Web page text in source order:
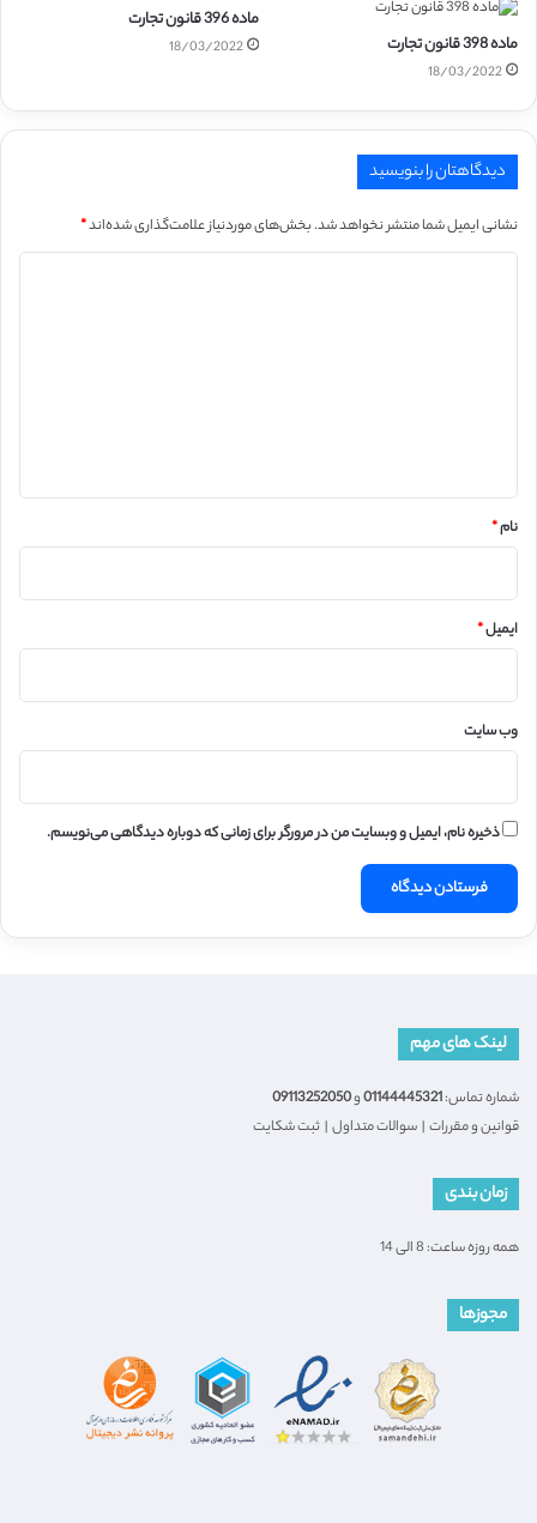
ماده 398 قانون تجارت
18/03/2022
ماده 396 قانون تجارت
18/03/2022
دیدگاهتان را بنویسید
نشانی ایمیل شما منتشر نخواهد شد.بخش‌های موردنیاز علامت‌گذاری شده‌اند*
نام*
ایمیل*
وب‌ سایت
ذخیره نام، ایمیل و وبسایت من در مرورگر برای زمانی که دوباره دیدگاهی می‌نویسم.
لینک های مهم
شماره تماس:01144445321و09113252050
قوانین و مقررات | سوالات متداول | ثبت شکایت
زمان بندی
همه روزه ساعت: 8 الی 14
مجوزها